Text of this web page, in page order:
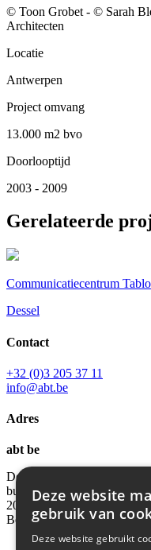
© Toon Grobet - © Sarah
Architecten
Locatie
Antwerpen
Project omvang
13.000 m2 bvo
Doorlooptijd
2003 - 2009
Gerelateerde
Communicatiecentrum
Dessel
Contact
+32 (0)3 205 37 11
info@abt.be
Adres
abt be
De Keyserlei 60C,
bus 1001,
2018 Antwerpen
België
Deze website
gebruik van
Deze website gebruikt